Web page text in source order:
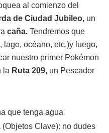
al comienzo del
de Ciudad Jubileo, un
caña. Tendremos que
lago, océano, etc.)y luego,
nuestro primer Pokémon
la Ruta 209, un Pescador
que tenga agua
Clave): no dudes